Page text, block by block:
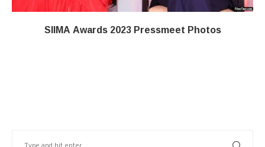
SIIMA Awards 2023 Pressmeet Photos